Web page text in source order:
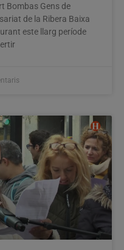
Bombas Gens de
de la Ribera Baixa
este llarg període